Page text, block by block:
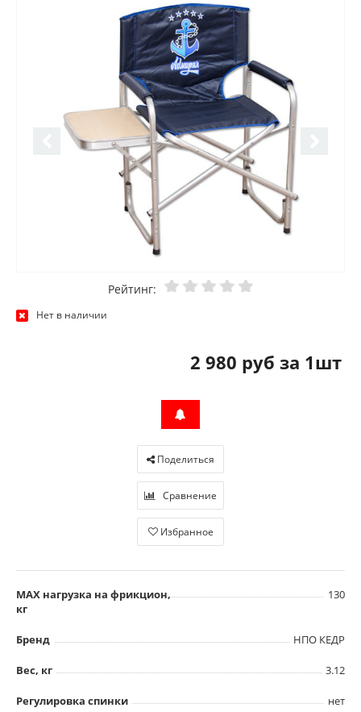
Рейтинг:
Нет в наличии
2 980 руб за 1шт
Поделиться
Сравнение
Избранное
MAX нагрузка на фрикцион,
кг
130
Бренд НПО КЕДР
Вес, кг 3.12
Регулировка спинки нет